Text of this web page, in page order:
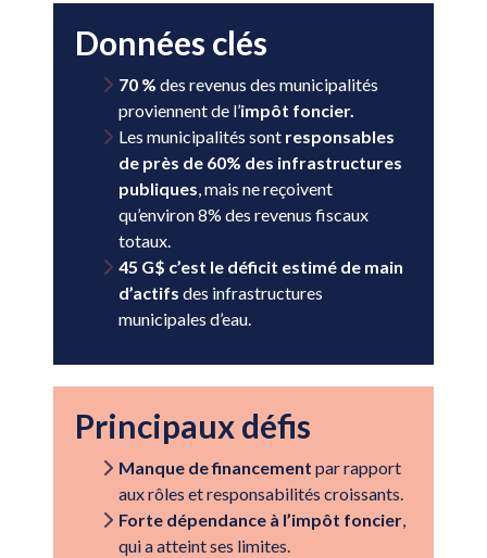
Données clés
70 % des revenus des municipalités
proviennent de l’impôt foncier.
Les municipalités sont responsables
de près de 60% des infrastructures
publiques, mais ne reçoivent
qu’environ 8% des revenus fiscaux
totaux.
45 G$ c’est le déficit estimé de main
d’actifs des infrastructures
municipales d’eau.
Principaux défis
Manque de financement par rapport
aux rôles et responsabilités croissants.
Forte dépendance à l’impôt foncier,
qui a atteint ses limites.